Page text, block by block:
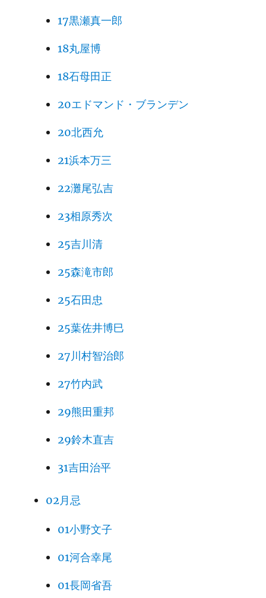
17黒瀬真一郎
18丸屋博
18石母田正
20エドマンド・ブランデン
20北西允
21浜本万三
22灘尾弘吉
23相原秀次
25吉川清
25森滝市郎
25石田忠
25葉佐井博巳
27川村智治郎
27竹内武
29熊田重邦
29鈴木直吉
31吉田治平
02月忌
01小野文子
01河合幸尾
01長岡省吾